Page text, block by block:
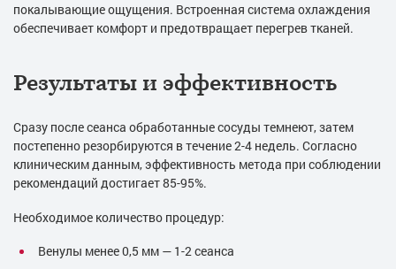
покалывающие ощущения. Встроенная система охлаждения
обеспечивает комфорт и предотвращает перегрев тканей.
Результаты и эффективность
Сразу после сеанса обработанные сосуды темнеют, затем
постепенно резорбируются в течение 2-4 недель. Согласно
клиническим данным, эффективность метода при соблюдении
рекомендаций достигает 85-95%.
Необходимое количество процедур:
Венулы менее 0,5 мм — 1-2 сеанса